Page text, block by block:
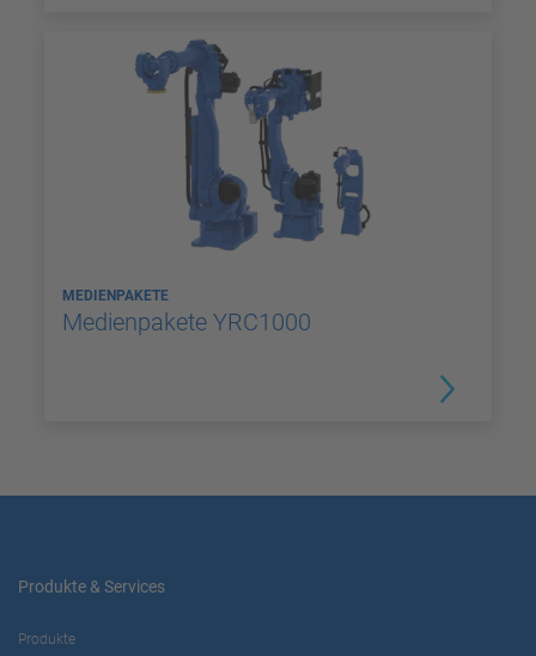
MEDIENPAKETE
Medienpakete YRC1000
Produkte & Services
Produkte